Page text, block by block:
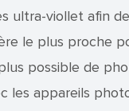
ultra-viollet afin
le plus proche
possible de
les appareils